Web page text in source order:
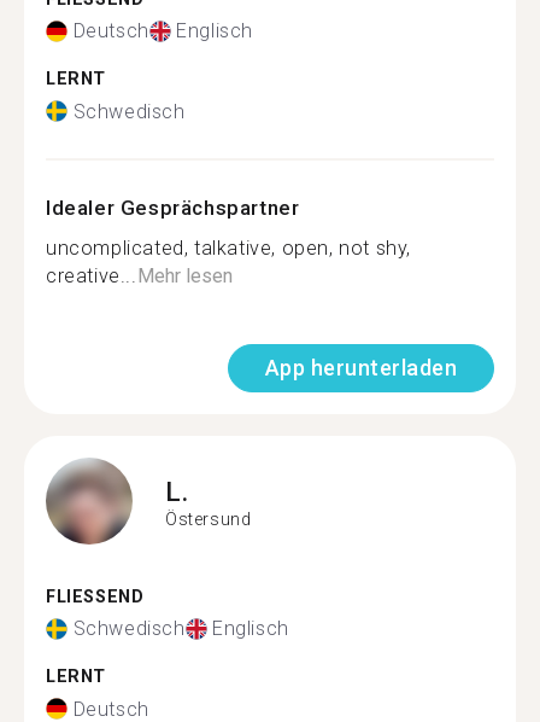
Deutsch Englisch
LERNT
Schwedisch
Idealer Gesprächspartner
uncomplicated, talkative, open, not shy,
creative... Mehr lesen
App herunterladen
L.
Östersund
FLIESSEND
Schwedisch Englisch
LERNT
Deutsch